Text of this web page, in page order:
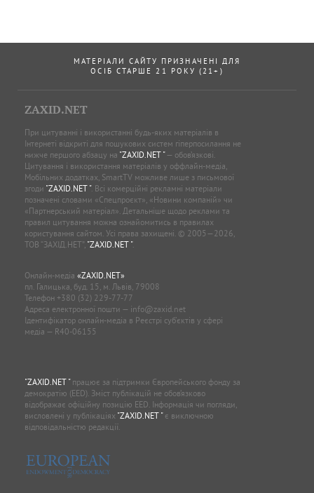
МАТЕРІАЛИ САЙТУ ПРИЗНАЧЕНІ ДЛЯ
ОСІБ СТАРШЕ 21 РОКУ (21+)
ZAXID.NET
При цитуванні і використанні будь-яких матеріалів в
Інтернеті відкриті для пошукових систем гіперпосилання не
нижче першого абзацу на "ZAXID.NET "— обов’язкові.
Цитування і використання матеріалів у оффлайн-медіа,
Мобільних додатках, SmartTV можливе лише з письмової
згоди "ZAXID.NET ". Всі комерційні рекламні матеріали
позначені словами «Спецпроєкт», «Новини компаній» чи
«Партнерський матеріал». Детальніше щодо реклами та
правил цитування можна ознайомитись в правилах
користування сайтом. Усі права захищені. © 2005—2026,
ТОВ “ЗАХІД.НЕТ”, "ZAXID.NET ".
Онлайн-медіа «ZAXID.NET»
пл. Галицька, буд. 15, м. Львів, 79008
Телефон +380 (32) 229-77-77
Адреса електронної пошти — info@zaxid.net
Ідентифікатор онлайн-медіа в Реєстрі суб'єктів у сфері
медіа — R40-06155
"ZAXID.NET "працює за підтримки Європейського фонду за
демократію (EED). Зміст публікацій не обов’язково
відображає офіційну позицію EED. Інформація чи погляди,
висловлені у публікаціях "ZAXID.NET "є виключною
відповідальністю редакції.